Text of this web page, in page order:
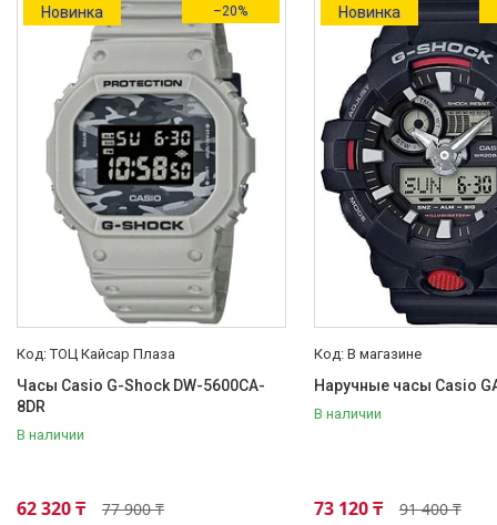
Секундомер 215
Таймер обратного отсчета
Шагомер 20
Предупреждение о темпе
тренировки 12
Термометр 1
Еще 2
Функции даты/календаря
Мировое время 39
Противоударные
Товары и услуги
Новинка –20%
ТОЦ Кайсар Плаза
Часы Casio G-Shock DW-5600CA-
8DR
В наличии
77 900 ₸
62 320 ₸
Новинка
В магазине
Наручные часы Casio
В наличии
91 400 ₸
73 120 ₸